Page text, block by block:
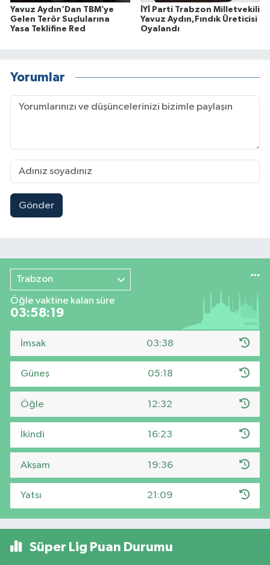
Yavuz Aydın‘Dan TBM’ye
Gelen Terör Suçlularına
Yasa Teklifine Red
İYİ Parti Trabzon Milletvekili
Yavuz Aydın,Fındık Üreticisi
Oyalandı
Yorumlar
Gönder
Trabzon
Öğle vaktine kalan süre
03:58:18
İmsak 03:38
Güneş 05:18
Öğle 12:32
İkindi 16:23
Akşam 19:36
Yatsı 21:09
Süper Lig Puan Durumu